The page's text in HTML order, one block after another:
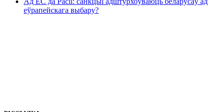
еўрапейскага выбару?